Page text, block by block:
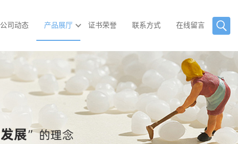
公司动态 产品展厅 证书荣誉 联系方式 在线留言